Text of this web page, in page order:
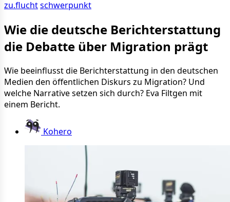
zu.fluchtschwerpunkt
Wie die deutsche Berichterstattung
die Debatte über Migration prägt
Wie beeinflusst die Berichterstattung in den deutschen
Medien den öffentlichen Diskurs zu Migration? Und
welche Narrative setzen sich durch? Eva Filtgen mit
einem Bericht.
Kohero